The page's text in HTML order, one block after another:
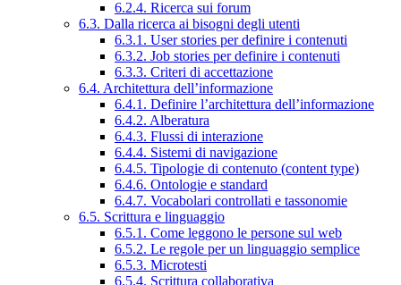
6.2.4. Ricerca sui forum
6.3. Dalla ricerca ai bisogni degli utenti
6.3.1. User stories per definire i contenuti
6.3.2. Job stories per definire i contenuti
6.3.3. Criteri di accettazione
6.4. Architettura dell’informazione
6.4.1. Definire l’architettura dell’informazione
6.4.2. Alberatura
6.4.3. Flussi di interazione
6.4.4. Sistemi di navigazione
6.4.5. Tipologie di contenuto (content type)
6.4.6. Ontologie e standard
6.4.7. Vocabolari controllati e tassonomie
6.5. Scrittura e linguaggio
6.5.1. Come leggono le persone sul web
6.5.2. Le regole per un linguaggio semplice
6.5.3. Microtesti
6.5.4. Scrittura collaborativa